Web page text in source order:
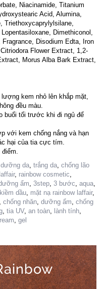
Niacinamide, Titanium
Acid, Alumina,
Triethoxycaprylylsilane,
Dimethiconol,
Disodium Edta, Iron
Flower Extract, 1,2-
Morus Alba Bark Extract,
kem nhỏ lên khắp mặt,
đều màu.
buổi tối trước khi đi ngủ để
với kem chống nắng và hạn
hại của tia cực tím.
dưỡng da trắng da chống lão
, rainbow cosmetic
ẩm 3step 3 bước aqua
kiềm dầu mặt nạ rainbow laffair,
chống nhăn dưỡng ẩm chống
tia UV, an toàn lành tính
gel